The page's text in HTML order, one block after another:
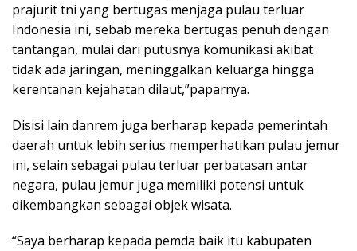
prajurit tni yang bertugas menjaga pulau terluar
Indonesia ini, sebab mereka bertugas penuh dengan
tantangan, mulai dari putusnya komunikasi akibat
tidak ada jaringan, meninggalkan keluarga hingga
kerentanan kejahatan dilaut,”paparnya.
Disisi lain danrem juga berharap kepada pemerintah
daerah untuk lebih serius memperhatikan pulau jemur
ini, selain sebagai pulau terluar perbatasan antar
negara, pulau jemur juga memiliki potensi untuk
dikembangkan sebagai objek wisata.
“Saya berharap kepada pemda baik itu kabupaten